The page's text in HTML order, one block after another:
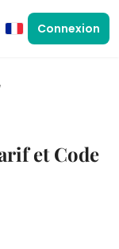
FrançaisConnexion
et Code